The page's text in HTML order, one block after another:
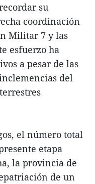
su
coordinación
Militar 7 y las
esfuerzo ha
a pesar de las
del
el número total
etapa
la provincia de
de un